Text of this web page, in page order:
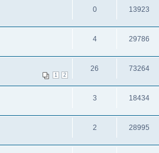
0 13923
4 29786
1 2
26 73264
3 18434
2 28995